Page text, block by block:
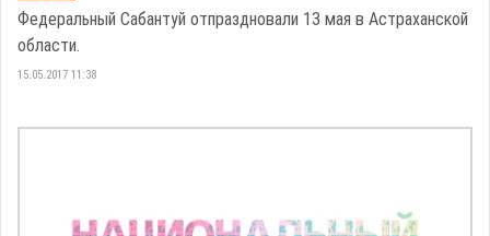
Федеральный Сабантуй отпраздновали 13 мая в Астраханской
области.
15.05.2017 11:38